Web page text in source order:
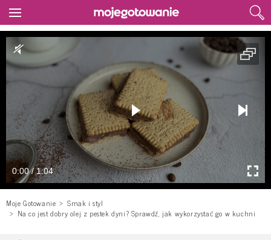
0:00 / 1:04
Moje Gotowanie
Smak i styl
Na co jest dobry olej z pestek dyni? Sprawdź, jak wykorzystać go w kuchni